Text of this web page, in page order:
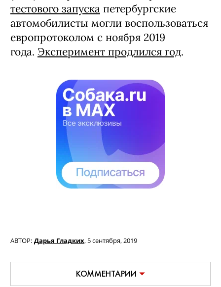
стало известно в ноябре 2018 года —
тогда соответствующий проект был
подготовлен Министерством
цифрового развития и массовых
Российским союзом автостраховщиков
(РСА), Минфином и МВД.В рамках
тестового запускапетербургские
автомобилисты могли воспользоваться
европротоколом с ноября 2019
Эксперимент продлился год